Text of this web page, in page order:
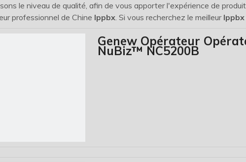
le niveau de qualité, afin de vous apporter l'expérience de
professionnel de Chine Ippbx. Si vous recherchez le meilleur Ippbx
Genew Opérateur
NuBiz™ NC5200B